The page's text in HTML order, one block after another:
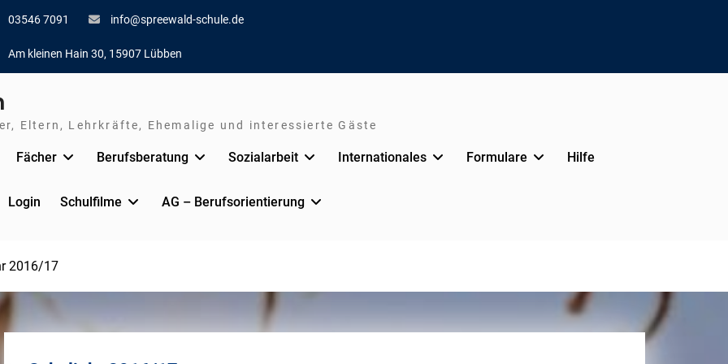
03546 7091 info@spreewald-schule.de
Am kleinen Hain 30, 15907 Lübben
Eltern, Lehrkräfte, Ehemalige und interessierte Gäste
Fächer Berufsberatung Sozialarbeit Internationales Formulare Hilfe
Login Schulfilme AG – Berufsorientierung
2016/17